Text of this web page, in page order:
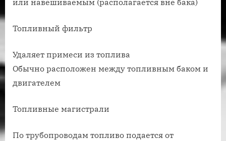
или навешиваемым (располагается вне бака)
Топливный фильтр
Удаляет примеси из топлива
Обычно расположен между топливным баком и
двигателем
Топливные магистрали
По трубопроводам топливо подается от